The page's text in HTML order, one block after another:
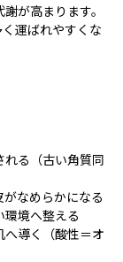
が高まります。
運ばれやすくな
る（古い角質同
なめらかになる
境へ整える
導く（酸性＝オ